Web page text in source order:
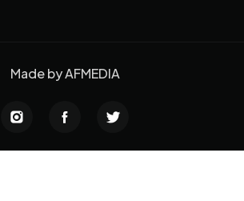
Made byAFMEDIA